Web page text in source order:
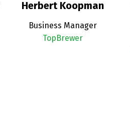
Herbert Koopman
Business Manager
TopBrewer